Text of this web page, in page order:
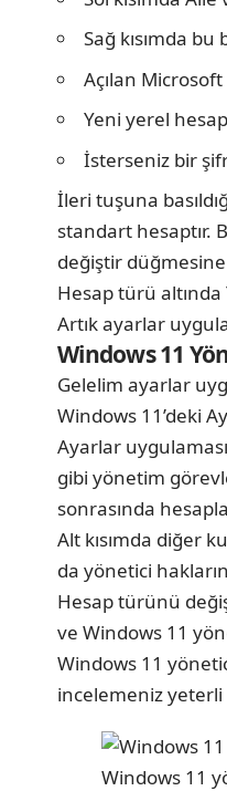
Sağ kısımda
Açılan
Yeni yerel
İsterseniz bir
İleri tuşuna
standart hesaptır.
değiştir düğmesine
Hesap türü altında
Artık ayarlar
Windows 11
Gelelim ayarlar
Windows 11’deki
Ayarlar
gibi yönetim
sonrasında
Alt kısımda diğer
da yönetici
Hesap türünü
ve Windows 11
Windows 11
incelemeniz yeterli
Windows 11